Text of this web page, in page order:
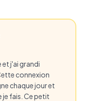
et j'ai grandi
connexion
chaque jour et
je fais. Ce petit